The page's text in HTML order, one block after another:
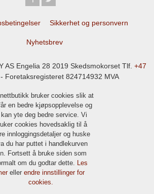
Sikkerhet og personvern
Nyhetsbrev
AS Engelia 28 2019 Skedsmokorset Tlf. +47
- Foretaksregisteret 824714932 MVA
bruker cookies slik at
en bedre kjøpsopplevelse og
yte deg bedre service. Vi
cookies hovedsaklig til å
innloggingsdetaljer og huske
du har puttet i handlekurven
Fortsett å bruke siden som
om du godtar dette. Les
eller endre innstillinger for
cookies.